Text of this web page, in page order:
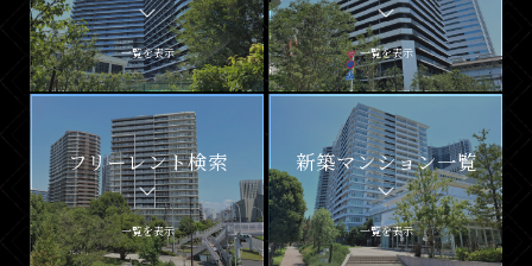
一覧を表示 一覧を表示
フリーレント検索
一覧を表示
新築マンション一覧
一覧を表示